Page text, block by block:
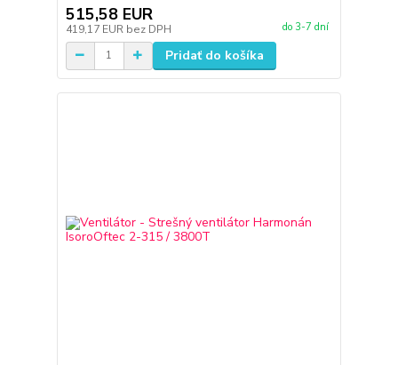
515,58 EUR
419,17 EUR bez DPH do 3-7 dní
Pridať do košíka